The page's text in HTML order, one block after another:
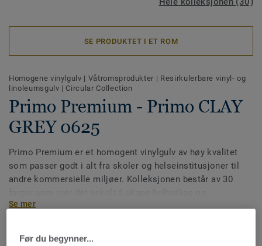
SE PRODUKTET I ET ROM
Homogene vinylgulv | Våtromsprodukter | Resirkulerbare vinyl- og
linoleumsgulv | Circular Collection
Primo Premium - Primo CLAY
GREY 0625
Primo Premium er et homogent vinylgulv av høy kvalitet
som passer godt i alt fra skoler og helseinstitusjoner til
andre kommersielle miljøer. Kolleksjonen består av 30
funksjonelle interiører. Premium Pro-overflaten gir gulvet
Se mer
NØKKELEGENSKAPER
Før du begynner...